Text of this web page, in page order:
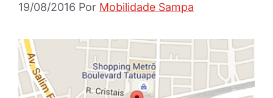
19/08/2016 Por Mobilidade Sampa